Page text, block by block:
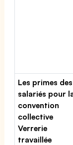
Les primes des
salariés pour
convention
collective
Verrerie
travaillée